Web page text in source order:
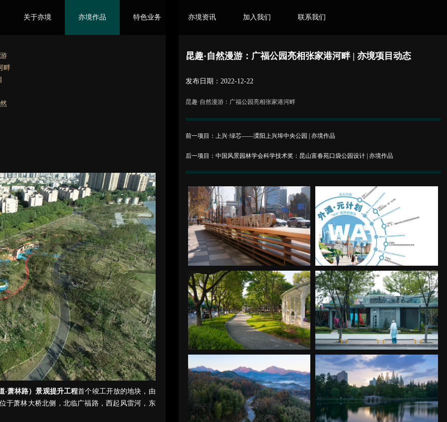
关于亦境 亦境作品 特色业务 亦境资讯
INFORMATION
加入我们
JOIN US
联系我们
CONTACT US
畔
-萧林路）景观提升工程首个竣工开放的地块，由
于萧林大桥北侧，北临广福路，西起风雷河，东
昆趣·自然漫游：广福公园亮相张家港河畔 | 亦境项目动态
发布日期：2022-12-22
昆趣·自然漫游：广福公园亮相张家港河畔
前一项目：上兴·绿芯——溧阳上兴埠中央公园 | 亦境作品
后一项目：中国风景园林学会科学技术奖：昆山富春苑口袋公园设计 | 亦境作品